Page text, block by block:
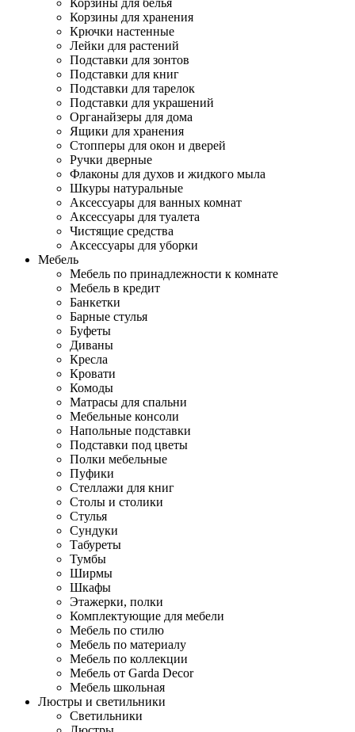
Корзины для белья
Корзины для хранения
Крючки настенные
Лейки для растений
Подставки для зонтов
Подставки для книг
Подставки для тарелок
Подставки для украшений
Органайзеры для дома
Ящики для хранения
Стопперы для окон и дверей
Ручки дверные
Флаконы для духов и жидкого мыла
Шкуры натуральные
Аксессуары для ванных комнат
Аксессуары для туалета
Чистящие средства
Аксессуары для уборки
Мебель
Мебель по принадлежности к комнате
Мебель в кредит
Банкетки
Барные стулья
Буфеты
Диваны
Кресла
Кровати
Комоды
Матрасы для спальни
Мебельные консоли
Напольные подставки
Подставки под цветы
Полки мебельные
Пуфики
Стеллажи для книг
Столы и столики
Стулья
Сундуки
Табуреты
Тумбы
Ширмы
Шкафы
Этажерки, полки
Комплектующие для мебели
Мебель по стилю
Мебель по материалу
Мебель по коллекции
Мебель от Garda Decor
Мебель школьная
Люстры и светильники
Светильники